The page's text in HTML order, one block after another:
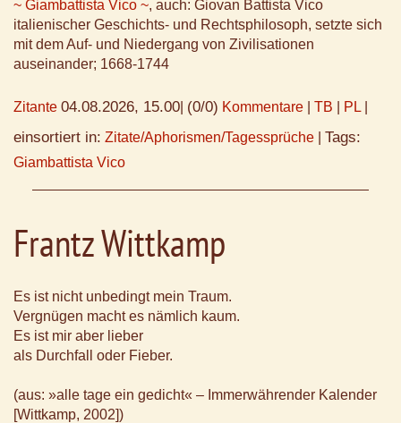
~ Giambattista Vico ~, auch: Giovan Battista Vico
italienischer Geschichts- und Rechtsphilosoph, setzte sich
mit dem Auf- und Niedergang von Zivilisationen
auseinander; 1668-1744
Zitante 04.08.2026, 15.00 (0/0) Kommentare TB PL
einsortiert in: Zitate/Aphorismen/Tagessprüche Tags:
Giambattista Vico
Frantz Wittkamp
Es ist nicht unbedingt mein Traum.
Vergnügen macht es nämlich kaum.
Es ist mir aber lieber
als Durchfall oder Fieber.
(aus: »alle tage ein gedicht« – Immerwährender Kalender
[Wittkamp, 2002])